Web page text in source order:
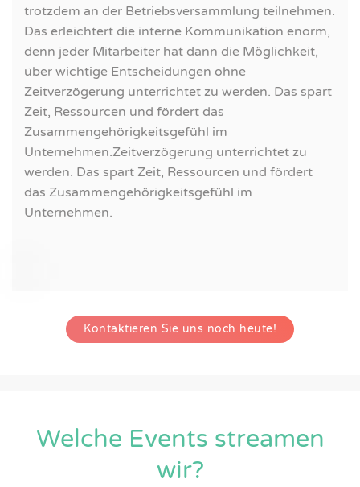
trotzdem an der Betriebsversammlung teilnehmen.
Das erleichtert die interne Kommunikation enorm,
denn jeder Mitarbeiter hat dann die Möglichkeit,
über wichtige Entscheidungen ohne
Zeitverzögerung unterrichtet zu werden. Das spart
Zeit, Ressourcen und fördert das
Zusammengehörigkeitsgefühl im
Unternehmen.Zeitverzögerung unterrichtet zu
werden. Das spart Zeit, Ressourcen und fördert
das Zusammengehörigkeitsgefühl im
Unternehmen.
Kontaktieren Sie uns noch heute!
Welche Events streamen
wir?